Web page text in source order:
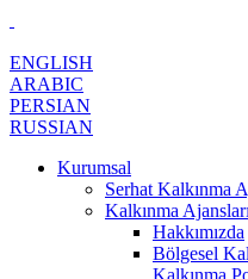
ENGLISH
ARABIC
PERSIAN
RUSSIAN
Kurumsal
Serhat Kalkınma
Kalkınma
Hakkımızda
Bölgesel
Kalkınma